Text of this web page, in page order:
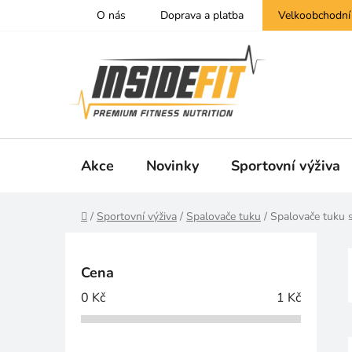
O nás Doprava a platba
Akce Novinky Sportovní výživa
Domů
/ Sportovní výživa / Spalovače tuku / Spalovače tuku
Cena
0 Kč 1 Kč